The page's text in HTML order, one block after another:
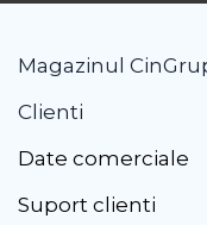
Magazinul
Clienti
Date comerciale
Suport clienti